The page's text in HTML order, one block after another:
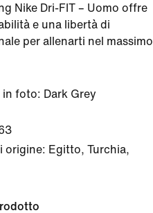
Nike Dri-FIT – Uomo offre
e una libertà di
per allenarti nel massimo
in foto: Dark Grey
origine: Egitto, Turchia,